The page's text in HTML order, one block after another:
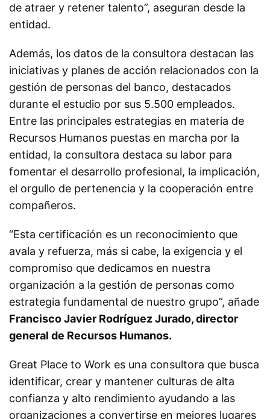
de atraer y retener talento”, aseguran desde la
entidad.
Además, los datos de la consultora destacan las
iniciativas y planes de acción relacionados con la
gestión de personas del banco, destacados
durante el estudio por sus 5.500 empleados.
Entre las principales estrategias en materia de
Recursos Humanos puestas en marcha por la
entidad, la consultora destaca su labor para
fomentar el desarrollo profesional, la implicación,
el orgullo de pertenencia y la cooperación entre
compañeros.
“Esta certificación es un reconocimiento que
avala y refuerza, más si cabe, la exigencia y el
compromiso que dedicamos en nuestra
organización a la gestión de personas como
estrategia fundamental de nuestro grupo”, añade
Francisco Javier Rodríguez Jurado, director
general de Recursos Humanos.
Great Place to Work es una consultora que busca
identificar, crear y mantener culturas de alta
confianza y alto rendimiento ayudando a las
organizaciones a convertirse en mejores lugares